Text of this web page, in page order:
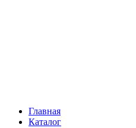
Главная
Каталог